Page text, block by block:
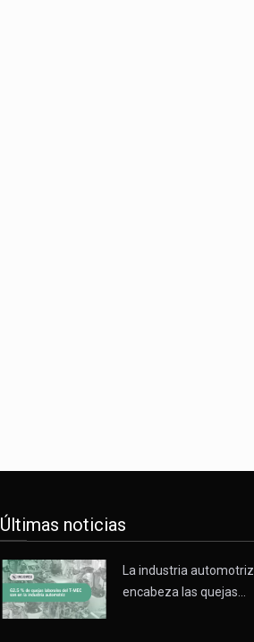
Últimas noticias
La industria automotriz
encabeza las quejas…